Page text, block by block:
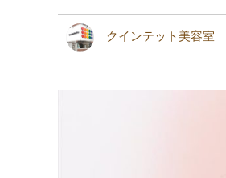
クインテット美容室